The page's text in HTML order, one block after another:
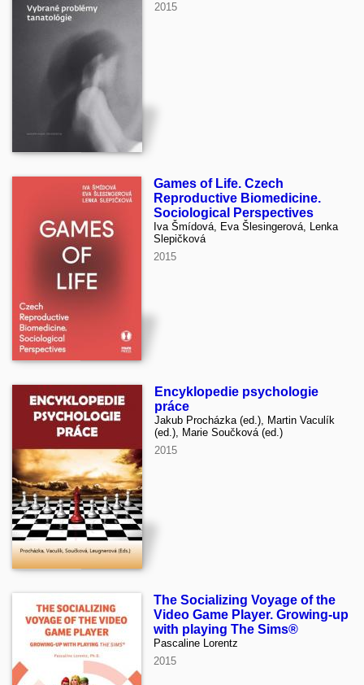
2015
Games of Life. Czech
Reproductive Biomedicine.
Sociological Perspectives
Iva Šmídová, Eva Šlesingerová, Lenka
Slepičková
2015
Encyklopedie psychologie
práce
Jakub Procházka (ed.), Martin Vaculík
(ed.), Marie Součková (ed.)
2015
The Socializing Voyage of the
Video Game Player. Growing-up
with playing The Sims®
Pascaline Lorentz
2015